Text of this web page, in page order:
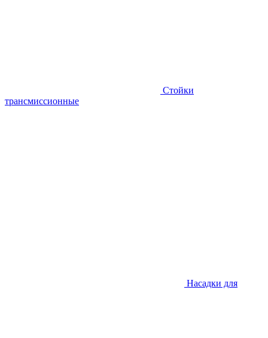
Стойки
трансмиссионные
Насадки для